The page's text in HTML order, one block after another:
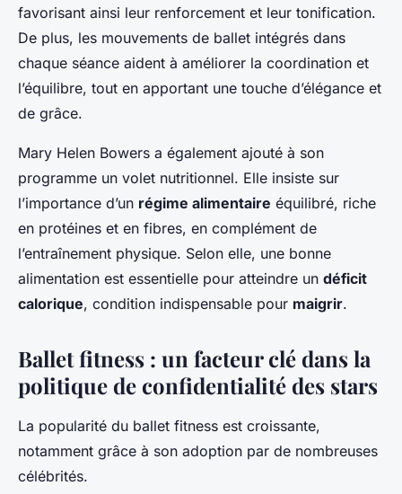
favorisant ainsi leur renforcement et leur tonification.
De plus, les mouvements de ballet intégrés dans
chaque séance aident à améliorer la coordination et
l’équilibre, tout en apportant une touche d’élégance et
de grâce.
Mary Helen Bowers a également ajouté à son
programme un volet nutritionnel. Elle insiste sur
l’importance d’un régime alimentaire équilibré, riche
en protéines et en fibres, en complément de
l’entraînement physique. Selon elle, une bonne
alimentation est essentielle pour atteindre un déficit
calorique, condition indispensable pour maigrir.
Ballet fitness : un facteur clé dans la
politique de confidentialité des stars
La popularité du ballet fitness est croissante,
notamment grâce à son adoption par de nombreuses
célébrités.